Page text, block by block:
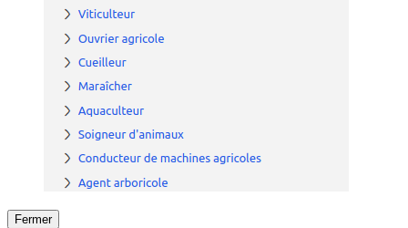
Fermer